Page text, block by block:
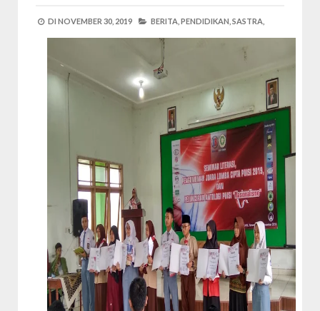
DI NOVEMBER 30, 2019 BERITA, PENDIDIKAN, SASTRA,